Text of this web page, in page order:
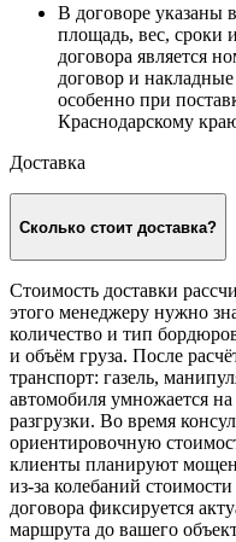
В договоре указаны
площадь, вес, сроки
договора является
договор и
особенно при
Краснодарскому
Доставка
Сколько стоит доставка?
Стоимость доставки
этого менеджеру нужно
количество и тип
и объём груза. После
транспорт: газель,
автомобиля умножается на
разгрузки. Во время
ориентировочную
клиенты планируют
из-за колебаний
договора фиксируется
маршрута до вашего